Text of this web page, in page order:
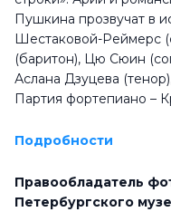
Пушкина прозвучат в
Шестаковой-Реймерс
(баритон), Цю Сюин
Аслана Дзуцева
Партия фортепиано –
Подробности
Правообладатель
Петербургского